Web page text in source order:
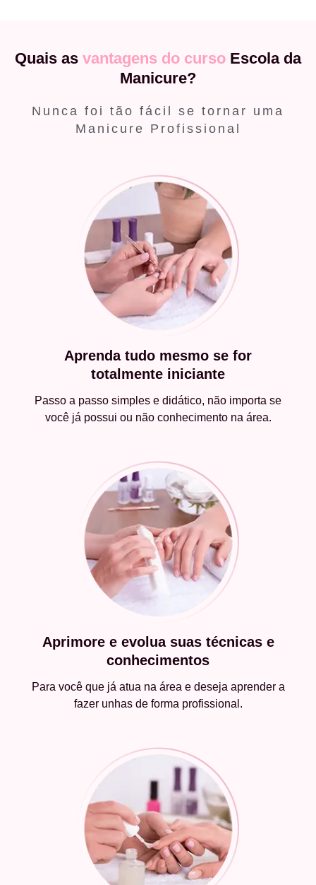
Quais as vantagens do curso Escola da
Manicure?
Nunca foi tão fácil se tornar uma
Manicure Profissional
Aprenda tudo mesmo se for
totalmente iniciante
Passo a passo simples e didático, não importa se
você já possui ou não conhecimento na área.
Aprimore e evolua suas técnicas e
conhecimentos
Para você que já atua na área e deseja aprender a
fazer unhas de forma profissional.